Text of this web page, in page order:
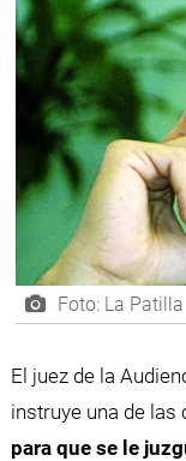
Foto: La Patilla
El juez de la
instruye una de las
para que se le